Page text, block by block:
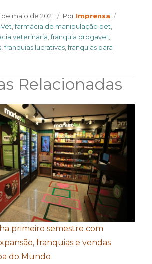
de maio de 2021 Por Author
Imprensa
,farmácia de manipulação pet
veterinaria ,franquia drogavet
,franquias lucrativas ,franquias para
Relacionadas
primeiro semestre com
franquias e vendas
do Mundo